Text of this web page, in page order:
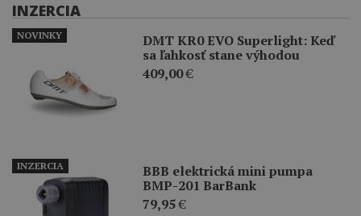
INZERCIA
DMT KR0 EVO Superlight: Keď
sa ľahkosť stane výhodou
409,00€
NOVINKY
BBB elektrická mini pumpa
BMP-201 BarBank
79,95€
INZERCIA